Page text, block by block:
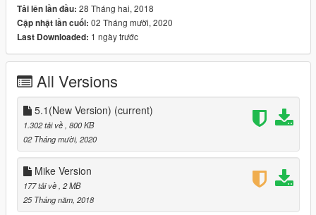
Tải lên lần đầu: 28 Tháng hai, 2018
Cập nhật lần cuối: 02 Tháng mười, 2020
Last Downloaded: 1 ngày trước
All Versions
5.1(New Version) (current)
1.302 tải về , 800 KB
02 Tháng mười, 2020
Mike Version
177 tải về , 2 MB
25 Tháng năm, 2018